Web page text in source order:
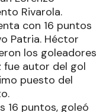
Rivarola.
con 16 puntos
Patria. Héctor
los goleadores
fue autor del gol
puesto del
16 puntos, goleó